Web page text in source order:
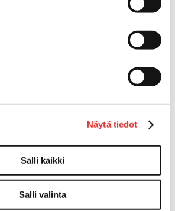
Näytä tiedot
Salli kaikki
Salli valinta
kiinnitys
Pollarit
Knaapit